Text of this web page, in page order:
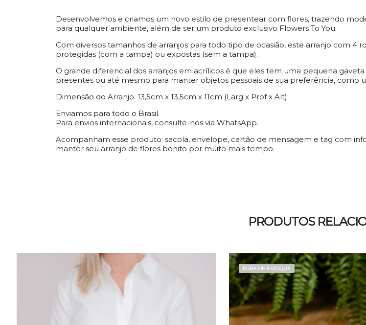
Desenvolvemos e criamos um novo estilo de presentear com flores, trazendo
para qualquer ambiente, além de ser um produto exclusivo Flowers To You.
Com diversos tamanhos de arranjos para todo tipo de ocasião, este arranjo com 4
protegidas (com a tampa) ou expostas (sem a tampa).
O grande diferencial dos arranjos em acrílicos é que eles tem uma pequena
presentes ou até mesmo para manter objetos pessoais de sua preferência, como
Dimensão do Arranjo: 13,5cm x 13,5cm x 11cm (Larg x Prof x Alt)
Enviamos para todo o Brasil.
Para envios internacionais, consulte-nos via WhatsApp.
Acompanham esse produto: sacola, envelope, cartão de mensagem e tag com
manter seu arranjo de flores bonito por muito mais tempo.
PRODUTOS
FORA DE ESTOQUE